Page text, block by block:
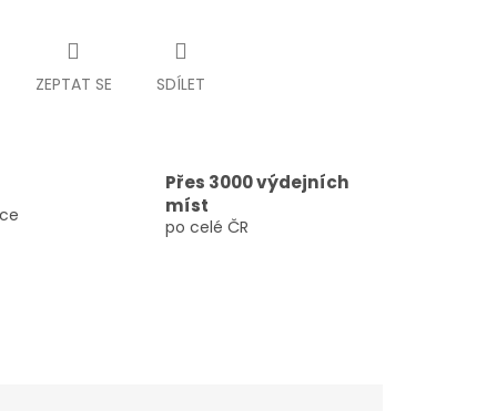
ZEPTAT SE SDÍLET
Přes 3000 výdejních
míst
po celé ČR